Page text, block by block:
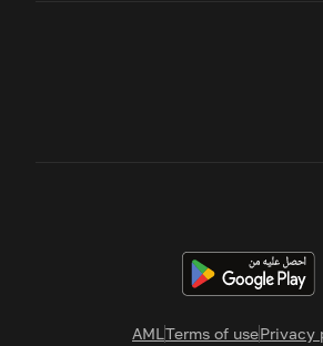
Privacy
Terms of use
AML